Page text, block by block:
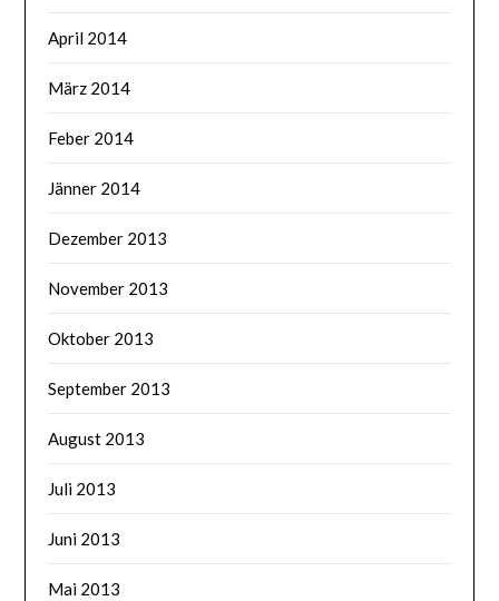
April 2014
März 2014
Feber 2014
Jänner 2014
Dezember 2013
November 2013
Oktober 2013
September 2013
August 2013
Juli 2013
Juni 2013
Mai 2013